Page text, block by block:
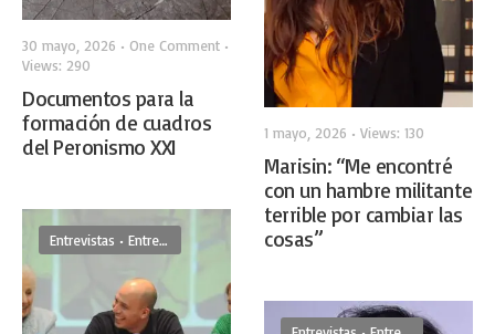
30 mayo, 2026 • One Comment •
Views: 290
Documentos para la
formación de cuadros
del Peronismo XXI
1 mayo, 2026 • Views: 130
Marisin: “Me encontré
con un hambre militante
terrible por cambiar las
cosas”
Entrevistas • Entrevistas De Frente •Sociedad